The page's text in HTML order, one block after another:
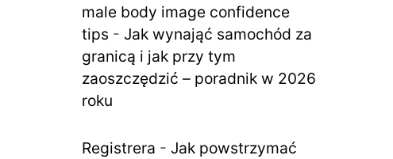
male body image confidence
tips - Jak wynająć samochód za
granicą i jak przy tym
zaoszczędzić – poradnik w 2026
roku
Registrera - Jak powstrzymać